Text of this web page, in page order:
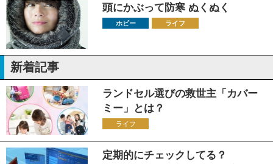
頭にかぶって防寒 ぬくぬく
ホビー ライフ
新着記事
ランドセル選びの救世主「カバー
ミー」とは？
ライフ
定期的にチェックしてる？